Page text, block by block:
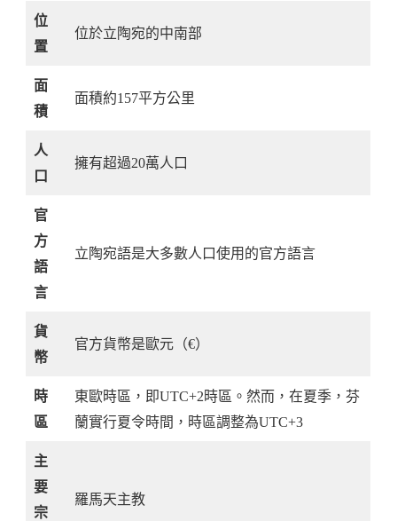
位
置
位於立陶宛的中南部
面
積
面積約157平方公里
人
口
擁有超過20萬人口
官
方
語
言
立陶宛語是大多數人口使用的官方語言
貨
幣
官方貨幣是歐元（€）
時
區
東歐時區，即UTC+2時區。然而，在夏季，芬
蘭實行夏令時間，時區調整為UTC+3
主
要
宗
羅馬天主教